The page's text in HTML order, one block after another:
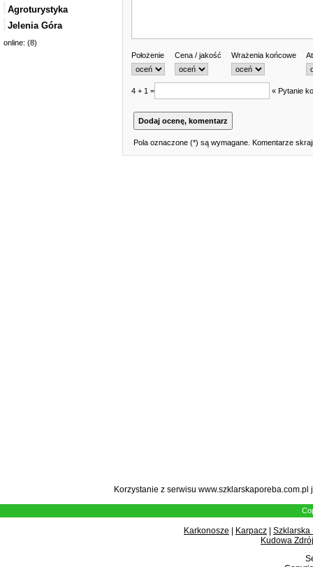
Agroturystyka
Jelenia Góra
online: (8)
Położenie Cena / jakość Wrażenia końcowe
4 + 1 = « Pytanie
Pola oznaczone (*) są wymagane. Komentarze
Korzystanie z serwisu
Karkonosze Karpacz
Szklarska
Kudowa